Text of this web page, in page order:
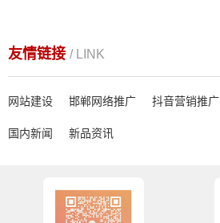
友情链接 / LINK
网站建设 邯郸网络推广 抖音营销推广
国内新闻 新品资讯